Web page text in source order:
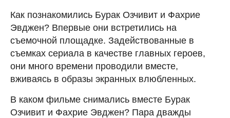
Как познакомились Бурак Озчивит и Фахрие
Эвджен? Впервые они встретились на
съемочной площадке. Задействованные в
съемках сериала в качестве главных героев,
они много времени проводили вместе,
вживаясь в образы экранных влюбленных.
В каком фильме снимались вместе Бурак
Озчивит и Фахрие Эвджен? Пара дважды